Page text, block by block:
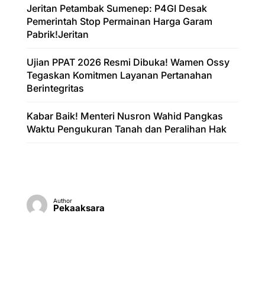
Jeritan Petambak Sumenep: P4GI Desak
Pemerintah Stop Permainan Harga Garam
Pabrik!Jeritan
Ujian PPAT 2026 Resmi Dibuka! Wamen Ossy
Tegaskan Komitmen Layanan Pertanahan
Berintegritas
Kabar Baik! Menteri Nusron Wahid Pangkas
Waktu Pengukuran Tanah dan Peralihan Hak
Author
Pekaaksara